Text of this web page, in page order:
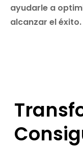
ayudarle a
alcanzar el éxito.